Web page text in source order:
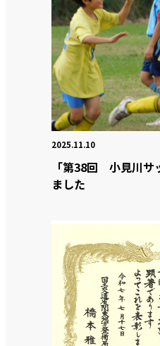
2025.11.10
「第38回 小見川サ
ました